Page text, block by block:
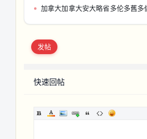
加拿大加拿大安大略省多伦多舊多
发帖
快速回帖